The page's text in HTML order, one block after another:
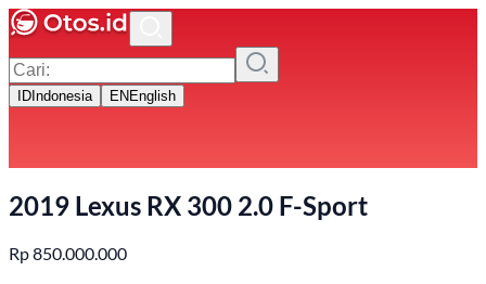
ID Indonesia EN English
2019 Lexus RX 300 2.0 F-Sport
Rp850.000.000